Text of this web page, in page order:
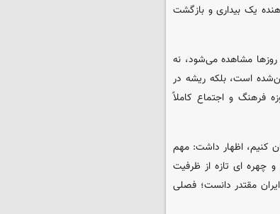
یک بیداری و بازگشت
مشاهده می‌شود، نه
است، بلکه ریشه در
فرهنگ و اجتماع کاملاً
کنیم، اظهار داشت: مهم
چهره‌ ای تازه از ظرفیت‌
مقتدر دانست؛ فصلی